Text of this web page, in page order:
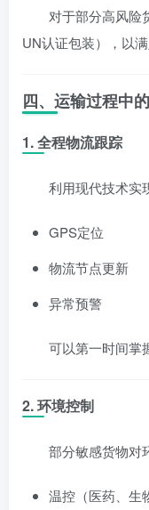
对于部分高风险
UN认证包装），以满
四、运输过程中
1.全程物流跟踪
利用现代技术实
GPS定位
物流节点更新
异常预警
可以第一时间掌
2.环境控制
部分敏感货物对
温控（医药、生